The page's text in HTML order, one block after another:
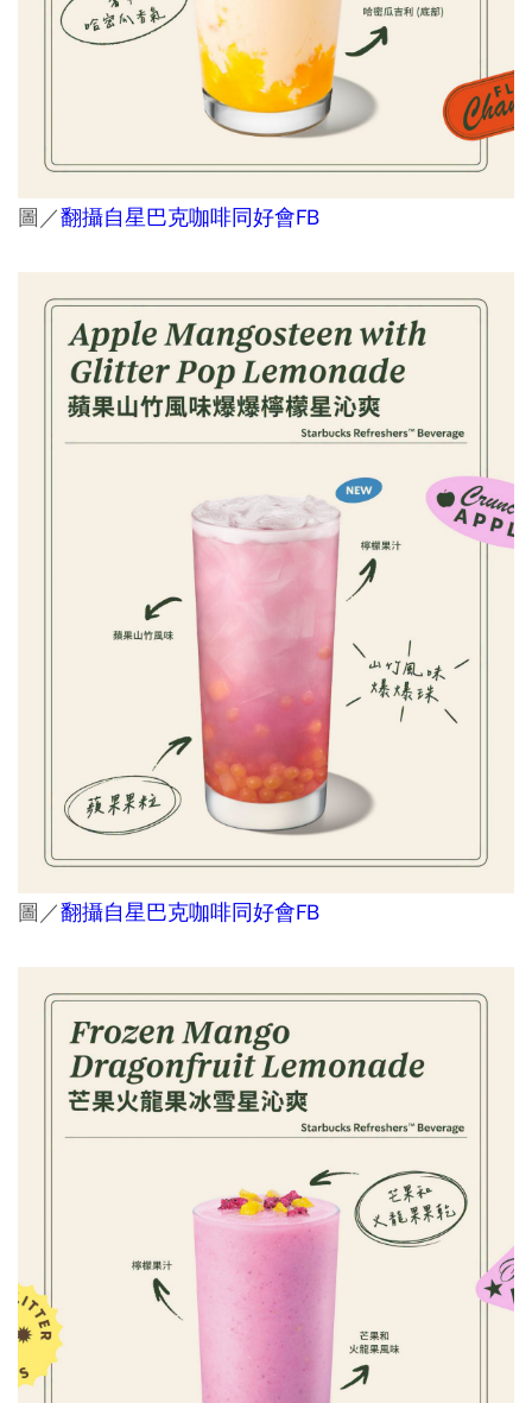
圖／翻攝自星巴克咖啡同好會FB
圖／翻攝自星巴克咖啡同好會FB